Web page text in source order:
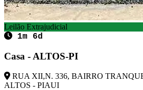
Leilão Extrajudicial
1m 6d
Casa - ALTOS-PI
RUA XII,N. 336, BAIRRO
ALTOS - PIAUI